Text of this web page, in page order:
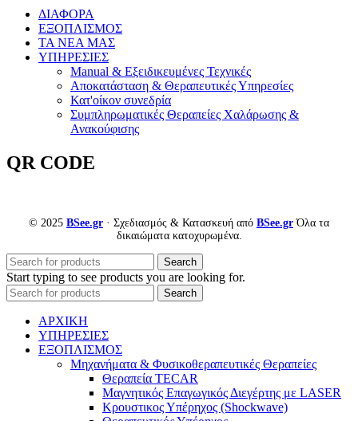
ΔΙΑΦΟΡΑ
ΕΞΟΠΛΙΣΜΟΣ
ΤΑ ΝΕΑ ΜΑΣ
ΥΠΗΡΕΣΙΕΣ
Manual & Εξειδικευμένες Τεχνικές
Αποκατάσταση & Θεραπευτικές Υπηρεσίες
Κατ'οίκον συνεδρία
Συμπληρωματικές Θεραπείες Χαλάρωσης &
Ανακούφισης
QR CODE
© 2025 BSee.gr · Σχεδιασμός & Κατασκευή από BSee.gr Όλα τα
δικαιώματα κατοχυρωμένα.
Search
Start typing to see products you are looking for.
Search
ΑΡΧΙΚΗ
ΥΠΗΡΕΣΙΕΣ
ΕΞΟΠΛΙΣΜΟΣ
Μηχανήματα & Φυσικοθεραπευτικές Θεραπείες
Θεραπεία TECAR
Μαγνητικός Επαγωγικός Διεγέρτης με LASER
Κρουστικος Υπέρηχος (Shockwave)